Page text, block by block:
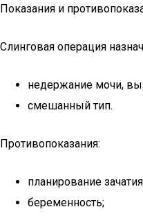
Показания и
Слинговая операция
недержание мочи,
смешанный тип.
Противопоказания:
планирование
беременность;